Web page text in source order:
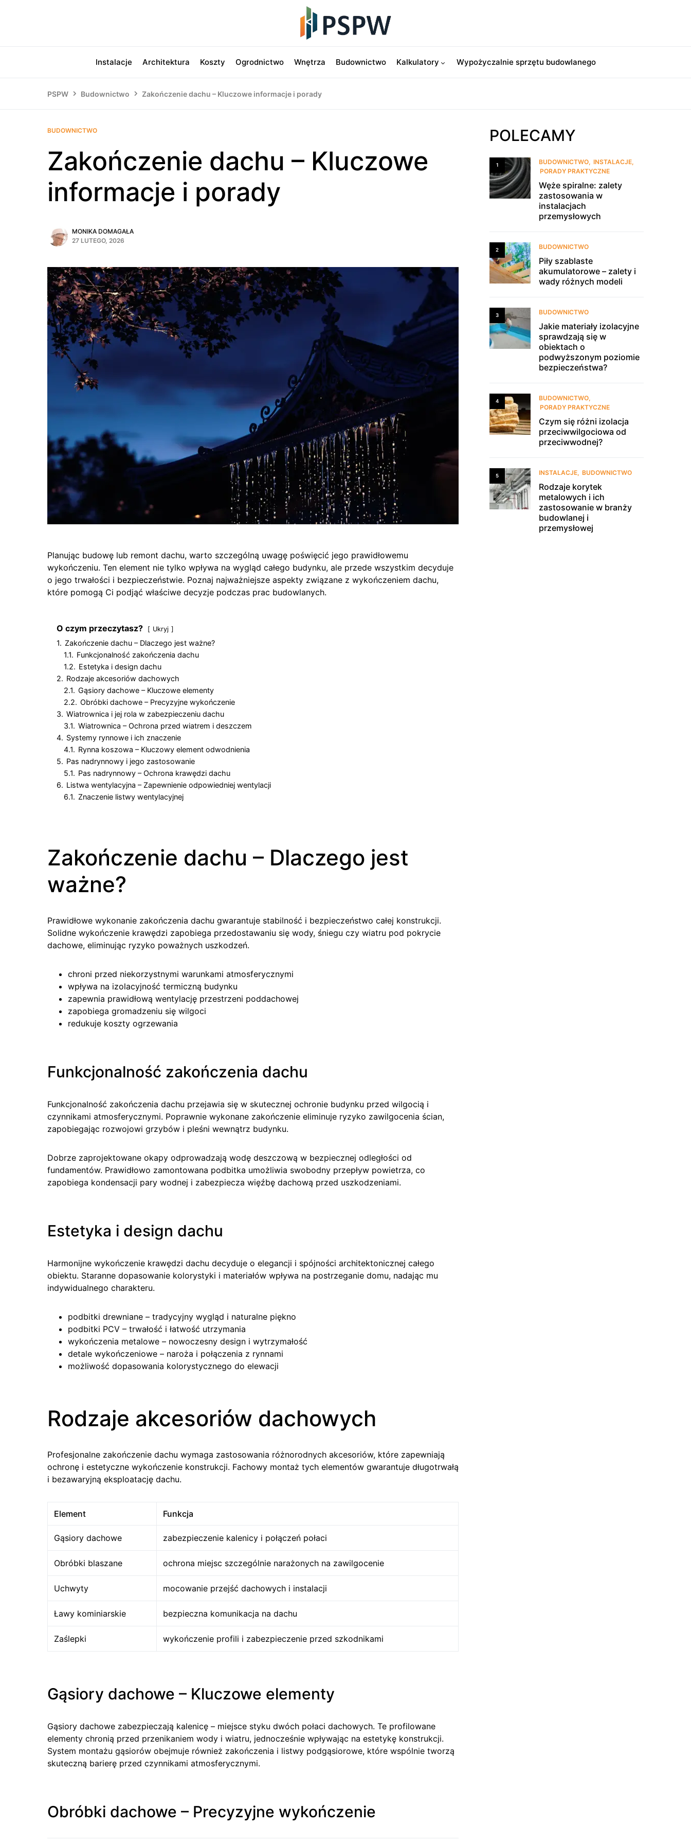
Instalacje Architektura Koszty Ogrodnictwo Wnętrza Budownictwo Kalkulatory Wypożyczalnie sprzętu budowlanego
PSPW Budownictwo Zakończenie dachu – Kluczowe informacje i porady
BUDOWNICTWO
Zakończenie dachu – Kluczowe
informacje i porady
MONIKA DOMAGAŁA
27 LUTEGO, 2026
Planując budowę lub remont dachu, warto szczególną uwagę poświęcić jego prawidłowemu
wykończeniu. Ten element nie tylko wpływa na wygląd całego budynku, ale przede wszystkim decyduje
o jego trwałości i bezpieczeństwie. Poznaj najważniejsze aspekty związane z wykończeniem dachu,
które pomogą Ci podjąć właściwe decyzje podczas prac budowlanych.
O czym przeczytasz? Ukryj
1. Zakończenie dachu – Dlaczego jest ważne?
1.1. Funkcjonalność zakończenia dachu
1.2. Estetyka i design dachu
2. Rodzaje akcesoriów dachowych
2.1. Gąsiory dachowe – Kluczowe elementy
2.2. Obróbki dachowe – Precyzyjne wykończenie
3. Wiatrownica i jej rola w zabezpieczeniu dachu
3.1. Wiatrownica – Ochrona przed wiatrem i deszczem
4. Systemy rynnowe i ich znaczenie
4.1. Rynna koszowa – Kluczowy element odwodnienia
5. Pas nadrynnowy i jego zastosowanie
5.1. Pas nadrynnowy – Ochrona krawędzi dachu
6. Listwa wentylacyjna – Zapewnienie odpowiedniej wentylacji
6.1. Znaczenie listwy wentylacyjnej
Zakończenie dachu – Dlaczego jest
ważne?
Prawidłowe wykonanie zakończenia dachu gwarantuje stabilność i bezpieczeństwo całej konstrukcji.
Solidne wykończenie krawędzi zapobiega przedostawaniu się wody, śniegu czy wiatru pod pokrycie
dachowe, eliminując ryzyko poważnych uszkodzeń.
chroni przed niekorzystnymi warunkami atmosferycznymi
wpływa na izolacyjność termiczną budynku
zapewnia prawidłową wentylację przestrzeni poddachowej
zapobiega gromadzeniu się wilgoci
redukuje koszty ogrzewania
Funkcjonalność zakończenia dachu
Funkcjonalność zakończenia dachu przejawia się w skutecznej ochronie budynku przed wilgocią i
czynnikami atmosferycznymi. Poprawnie wykonane zakończenie eliminuje ryzyko zawilgocenia ścian,
zapobiegając rozwojowi grzybów i pleśni wewnątrz budynku.
Dobrze zaprojektowane okapy odprowadzają wodę deszczową w bezpiecznej odległości od
fundamentów. Prawidłowo zamontowana podbitka umożliwia swobodny przepływ powietrza, co
zapobiega kondensacji pary wodnej i zabezpiecza więźbę dachową przed uszkodzeniami.
Estetyka i design dachu
Harmonijne wykończenie krawędzi dachu decyduje o elegancji i spójności architektonicznej całego
obiektu. Staranne dopasowanie kolorystyki i materiałów wpływa na postrzeganie domu, nadając mu
indywidualnego charakteru.
podbitki drewniane – tradycyjny wygląd i naturalne piękno
podbitki PCV – trwałość i łatwość utrzymania
wykończenia metalowe – nowoczesny design i wytrzymałość
detale wykończeniowe – naroża i połączenia z rynnami
możliwość dopasowania kolorystycznego do elewacji
Rodzaje akcesoriów dachowych
Profesjonalne zakończenie dachu wymaga zastosowania różnorodnych akcesoriów, które zapewniają
ochronę i estetyczne wykończenie konstrukcji. Fachowy montaż tych elementów gwarantuje długotrwałą
i bezawaryjną eksploatację dachu.
Element Funkcja
Gąsiory dachowe zabezpieczenie kalenicy i połączeń połaci
Obróbki blaszane ochrona miejsc szczególnie narażonych na zawilgocenie
Uchwyty mocowanie przejść dachowych i instalacji
Ławy kominiarskie bezpieczna komunikacja na dachu
Zaślepki wykończenie profili i zabezpieczenie przed szkodnikami
Gąsiory dachowe – Kluczowe elementy
Gąsiory dachowe zabezpieczają kalenicę – miejsce styku dwóch połaci dachowych. Te profilowane
elementy chronią przed przenikaniem wody i wiatru, jednocześnie wpływając na estetykę konstrukcji.
System montażu gąsiorów obejmuje również zakończenia i listwy podgąsiorowe, które wspólnie tworzą
skuteczną barierę przed czynnikami atmosferycznymi.
Obróbki dachowe – Precyzyjne wykończenie
POLECAMY
1 BUDOWNICTWO INSTALACJE
PORADY PRAKTYCZNE
Węże spiralne: zalety
zastosowania w
instalacjach
przemysłowych
2 BUDOWNICTWO
Piły szablaste
akumulatorowe – zalety i
wady różnych modeli
3 BUDOWNICTWO
Jakie materiały izolacyjne
sprawdzają się w
obiektach o
podwyższonym poziomie
bezpieczeństwa?
4
BUDOWNICTWO
PORADY PRAKTYCZNE
Czym się różni izolacja
przeciwwilgociowa od
przeciwwodnej?
5 INSTALACJE BUDOWNICTWO
Rodzaje korytek
metalowych i ich
zastosowanie w branży
budowlanej i
przemysłowej